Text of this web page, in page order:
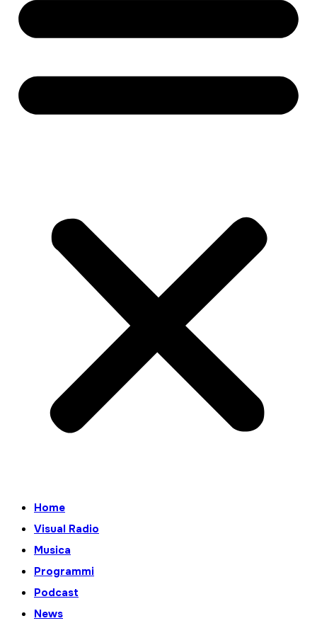
Home
Visual Radio
Musica
Programmi
Podcast
News